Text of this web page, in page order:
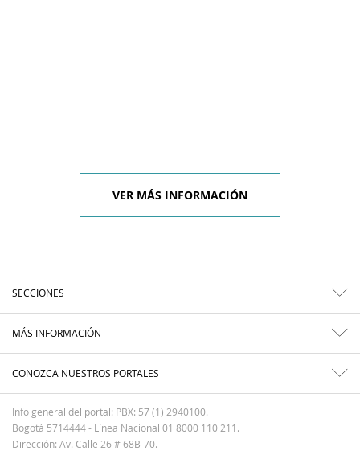
VER MÁS INFORMACIÓN
SECCIONES
MÁS INFORMACIÓN
CONOZCA NUESTROS PORTALES
Info general del portal: PBX: 57 (1) 2940100.
Bogotá 5714444 - Línea Nacional 01 8000 110 211.
Dirección: Av. Calle 26 # 68B-70.